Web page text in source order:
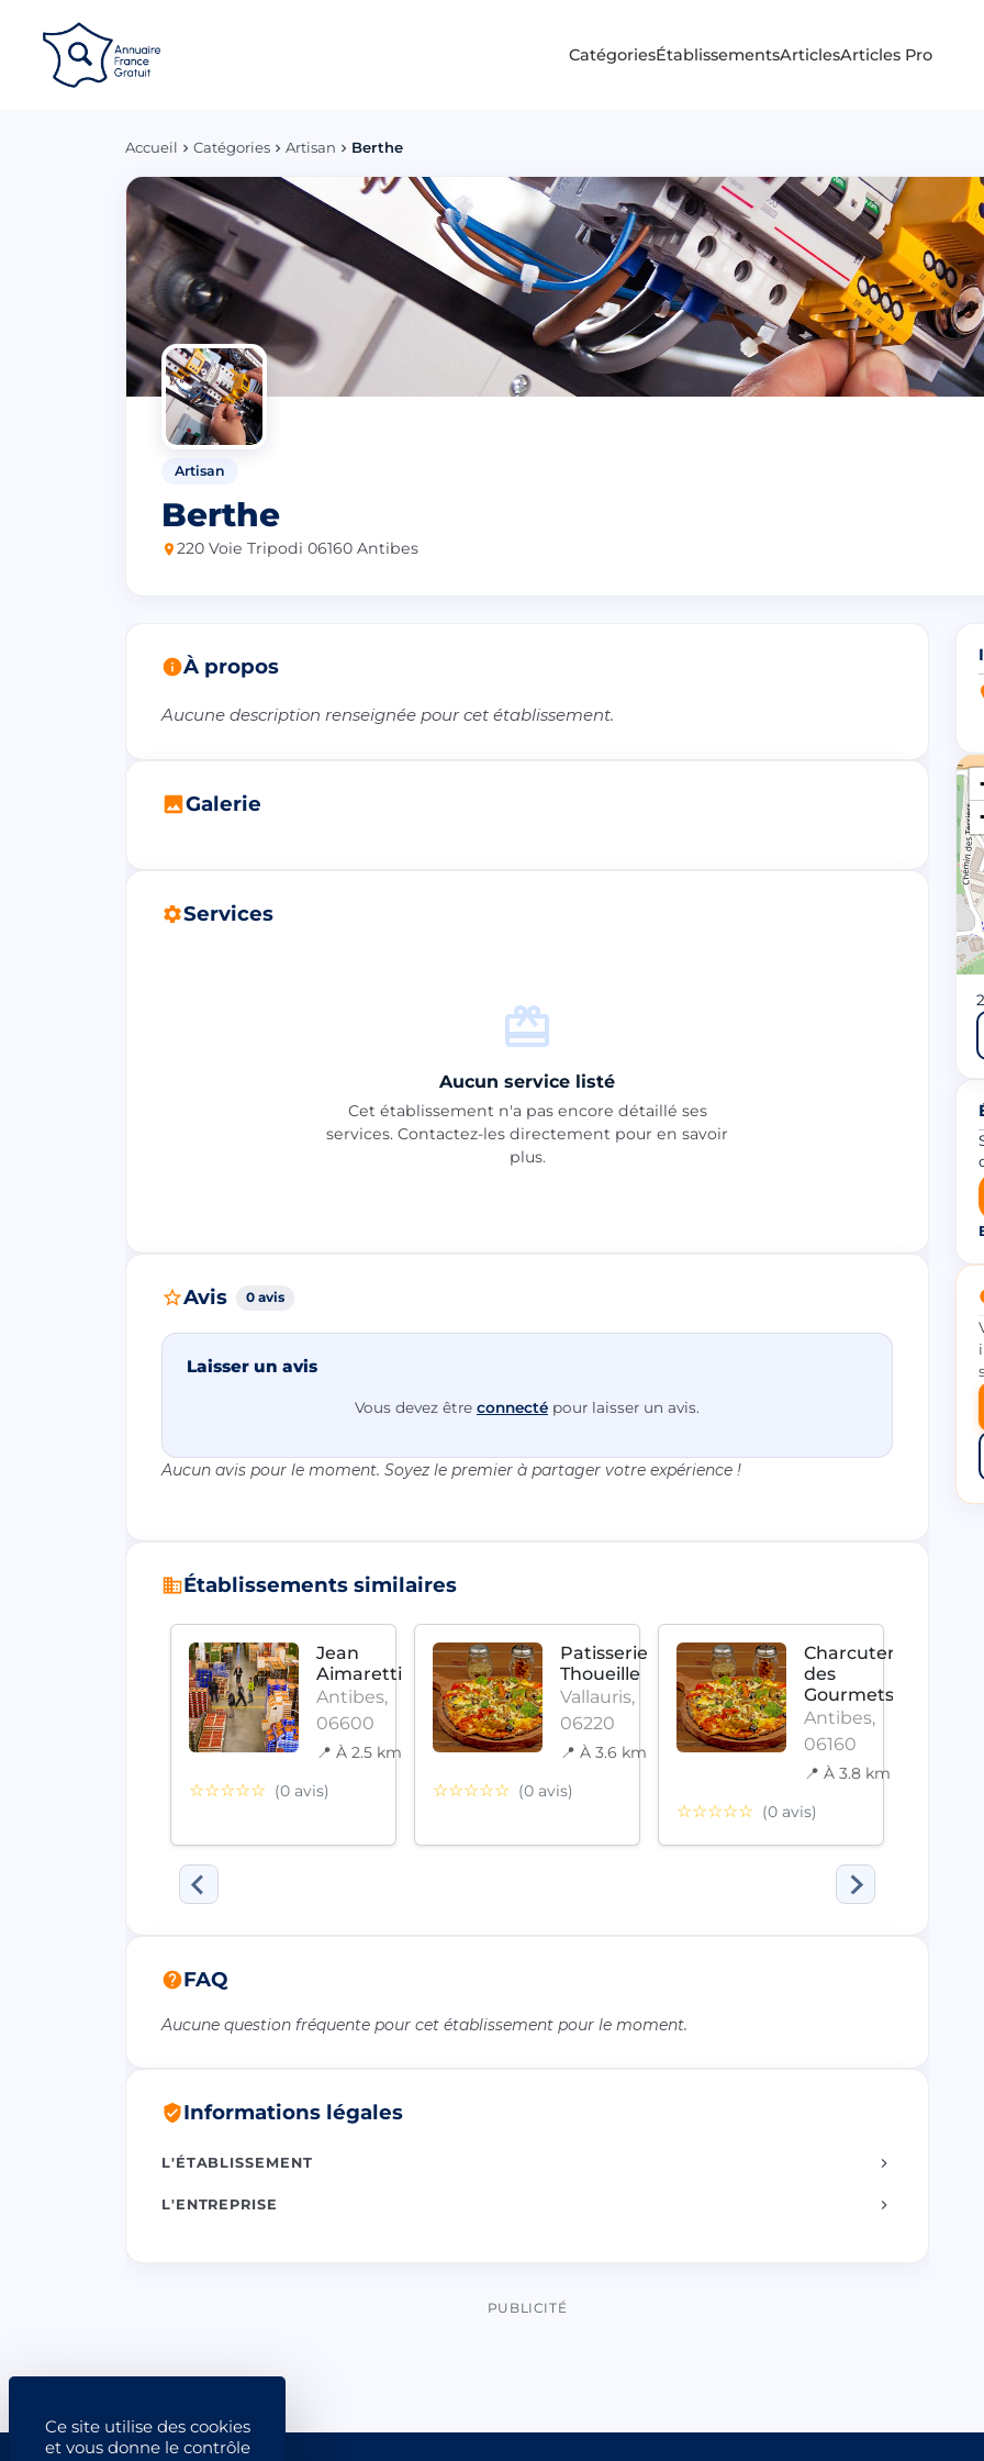
Ce site utilise des cookies
et vous donne le contrôle
CatégoriesÉtablissementsArticlesArticles Pro
Accueil Catégories Artisan Berthe
Artisan
Berthe
220 Voie Tripodi 06160 Antibes
À propos
Aucune description renseignée pour cet établissement.
Galerie
Services
Aucun service listé
Cet établissement n'a pas encore détaillé ses
services. Contactez-les directement pour en savoir
plus.
Avis 0 avis
Laisser un avis
Vous devez être connecté pour laisser un avis.
Aucun avis pour le moment. Soyez le premier à partager votre expérience !
Établissements similaires
Jean
Aimaretti
Antibes,
06600
📍 À 2.5 km
☆☆☆☆☆ (0 avis)
Patisserie
Thoueille
Vallauris,
06220
📍 À 3.6 km
☆☆☆☆☆ (0 avis)
Charcuterie
des
Gourmets
Antibes,
06160
📍 À 3.8 km
☆☆☆☆☆ (0 avis)
FAQ
Aucune question fréquente pour cet établissement pour le moment.
Informations légales
L'ÉTABLISSEMENT
L'ENTREPRISE
PUBLICITÉ